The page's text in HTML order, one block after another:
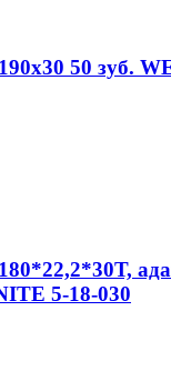
50 зуб.
5-18-030